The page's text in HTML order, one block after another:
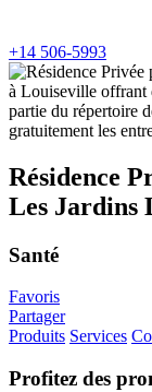
+14 506-5993
Résidence
Les Jardins
Santé
Favoris
Partager
Produits Services
Profitez des